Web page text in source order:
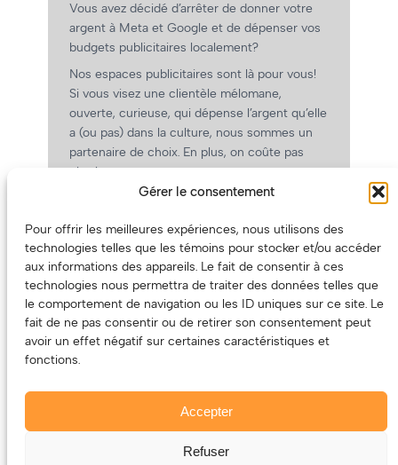
Gérer le consentement
Pour offrir les meilleures expériences, nous utilisons des
technologies telles que les témoins pour stocker et/ou accéder
aux informations des appareils. Le fait de consentir à ces
technologies nous permettra de traiter des données telles que
le comportement de navigation ou les ID uniques sur ce site. Le
fait de ne pas consentir ou de retirer son consentement peut
avoir un effet négatif sur certaines caractéristiques et
fonctions.
Accepter
Refuser
Vous avez décidé d’arrêter de donner votre
argent à Meta et Google et de dépenser vos
budgets publicitaires localement?
Nos espaces publicitaires sont là pour vous!
Si vous visez une clientèle mélomane,
ouverte, curieuse, qui dépense l’argent qu’elle
a (ou pas) dans la culture, nous sommes un
partenaire de choix. En plus, on coûte pas
cher!
On prépare une grille tarifaire intéressante et
(Oui, on va avoir des tarifs spéciaux pour
vous, les artistes!)